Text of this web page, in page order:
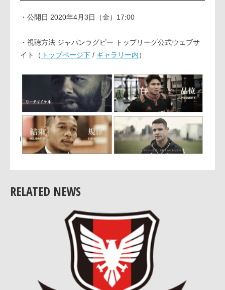
・公開日 2020年4月3日（金）17:00
・視聴方法 ジャパンラグビー トップリーグ公式ウェブサ
イト（ トップページ下 / ギャラリー内）
RELATED NEWS